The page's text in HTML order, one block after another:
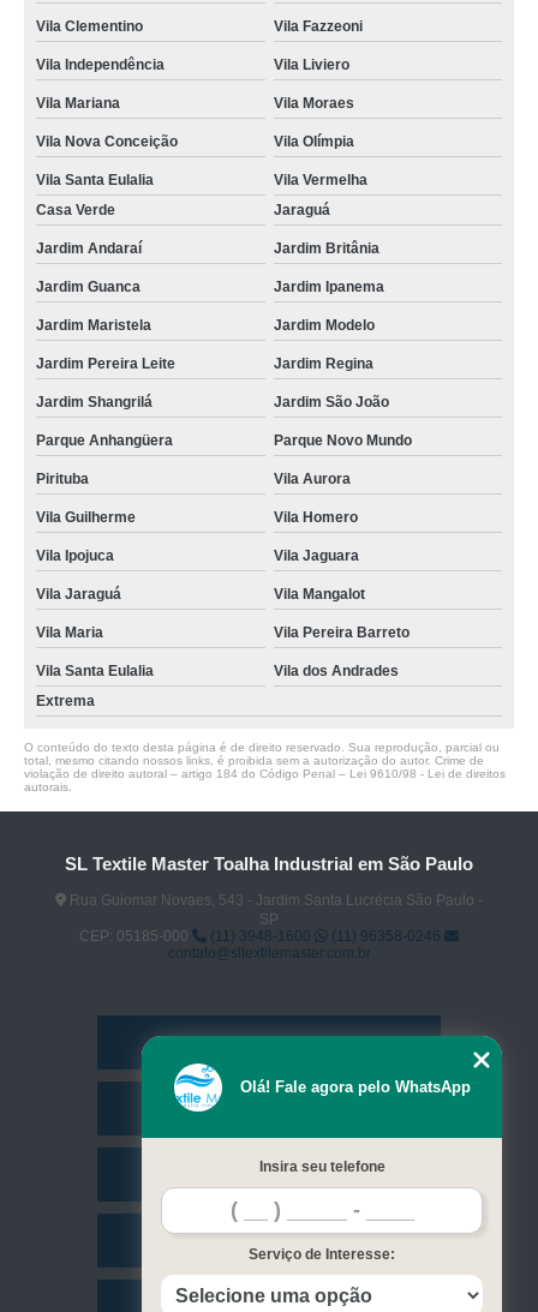
Vila Clementino Vila Fazzeoni
Vila Independência Vila Liviero
Vila Mariana Vila Moraes
Vila Nova Conceição Vila Olímpia
Vila Santa Eulalia
Vila Vermelha
Casa Verde
Jaraguá
Jardim Andaraí Jardim Britânia
Jardim Guanca Jardim Ipanema
Jardim Maristela Jardim Modelo
Jardim Pereira Leite Jardim Regina
Jardim Shangrilá Jardim São João
Parque Anhangüera Parque Novo Mundo
Pirituba Vila Aurora
Vila Guilherme Vila Homero
Vila Ipojuca Vila Jaguara
Vila Jaraguá Vila Mangalot
Vila Maria Vila Pereira Barreto
Vila Santa Eulalia
Vila dos Andrades
Extrema
O conteúdo do texto desta página é de direito reservado. Sua reprodução, parcial ou
total, mesmo citando nossos links, é proibida sem a autorização do autor. Crime de
violação de direito autoral – artigo 184 do Código Penal – Lei 9610/98 - Lei de direitos
autorais
SL Textile Master Toalha Industrial em São Paulo
Rua Guiomar Novaes, 543 - Jardim Santa Lucrécia São Paulo -
SP
CEP: 05185-000
(11) 3948-1600
(11) 96358-0246
contato@sltextilemaster.com.br
Missão
Contato
Olá! Fale agora pelo WhatsApp
Insira seu telefone
Serviço de Interesse: